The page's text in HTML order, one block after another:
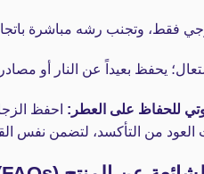
فقط، وتجنب رشه مباشرة
يحفظ بعيداً عن النار أو
للحفاظ على العطر: احفظ
العود من التأكسد، لتضمن نفس